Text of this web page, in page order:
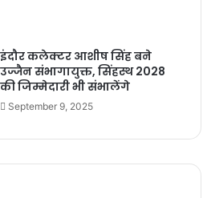
इंदौर कलेक्टर आशीष सिंह बने
उज्जैन संभागायुक्त, सिंहस्थ 2028
की जिम्मेदारी भी संभालेंगे
September 9, 2025